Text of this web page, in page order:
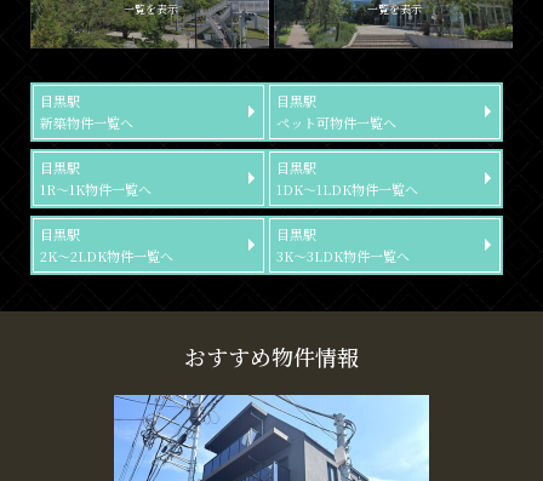
一覧を表示 一覧を表示
目黒駅
新築物件一覧へ
目黒駅
ペット可物件一覧へ
目黒駅
1R～1K物件一覧へ
目黒駅
1DK～1LDK物件一覧へ
目黒駅
2K～2LDK物件一覧へ
目黒駅
3K～3LDK物件一覧へ
おすすめ物件情報